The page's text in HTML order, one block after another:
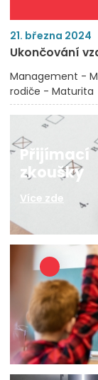
21. března 2024
Ukončování
Management -
rodiče - Maturita
Přijímací
zkoušky
Více zde